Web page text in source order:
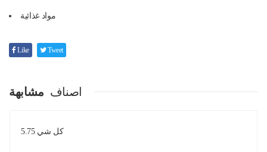
مواد غذائية
Like Tweet
اصناف مشابهة
كل شي 5.75